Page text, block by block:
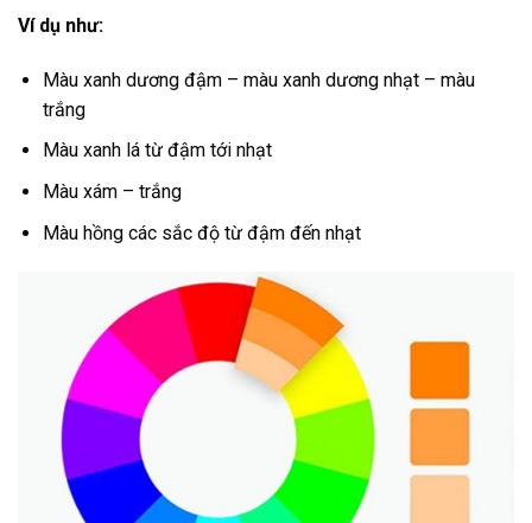
Ví dụ như:
Màu xanh dương đậm – màu xanh dương nhạt – màu
trắng
Màu xanh lá từ đậm tới nhạt
Màu xám – trắng
Màu hồng các sắc độ từ đậm đến nhạt